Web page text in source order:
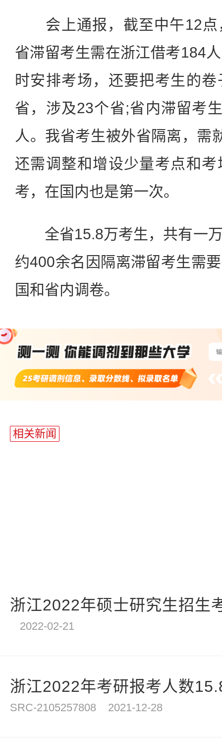
会上通报，截至中午12点
省滞留考生需在浙江借考184
时安排考场，还要把考生的
省，涉及23个省;省内滞留考
人。我省考生被外省隔离，需
还需调整和增设少量考点和
考，在国内也是第一次。
全省15.8万考生，共有一万
约400余名因隔离滞留考生需
国和省内调卷。
相关新闻
浙江2022年硕士研究生招生
2022-02-21
浙江2022年考研报考人数
SRC-2105257808 2021-12-28